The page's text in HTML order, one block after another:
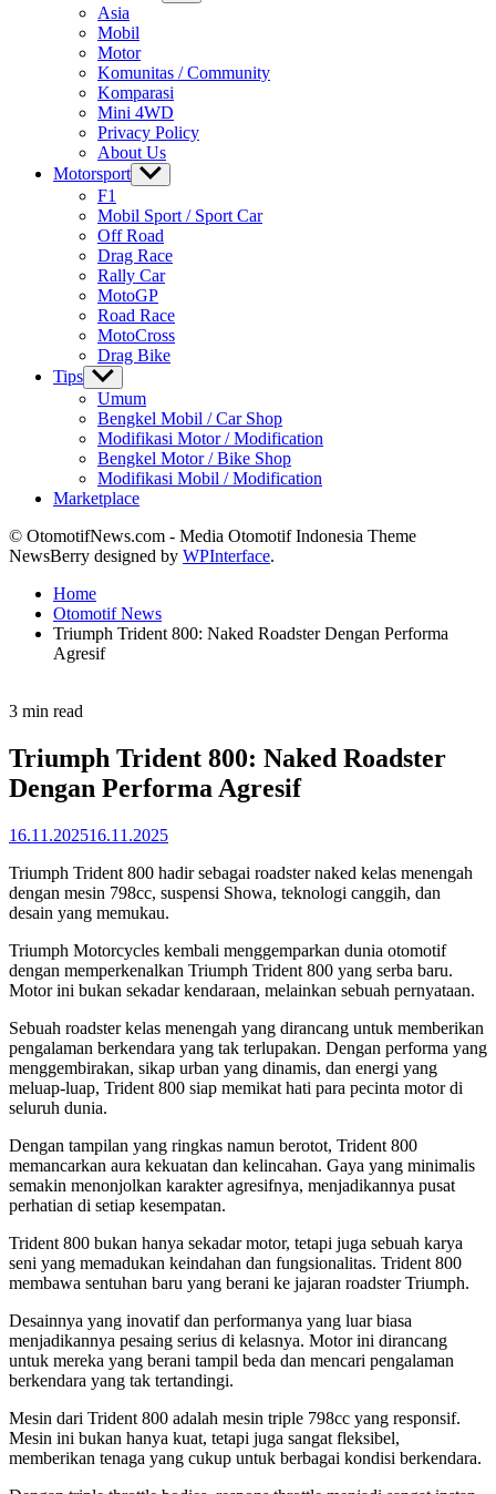
sub
Asia
Mobil
Motor
Komunitas / Community
Komparasi
Mini 4WD
Privacy Policy
About Us
Motorsport Show
sub
menu
F1
Mobil Sport / Sport Car
Off Road
Drag Race
Rally Car
MotoGP
Road Race
MotoCross
Drag Bike
Tips Show
sub
menu
Umum
Bengkel Mobil / Car Shop
Modifikasi Motor / Modification
Bengkel Motor / Bike Shop
Modifikasi Mobil / Modification
Marketplace
© OtomotifNews.com - Media Otomotif Indonesia Theme
NewsBerry designed by WPInterface.
Home
Otomotif News
Triumph Trident 800: Naked Roadster Dengan Performa
Agresif
Estimated
time
3 min read
Triumph Trident 800: Naked Roadster
Dengan Performa Agresif
16.11.202516.11.2025
Triumph Trident 800 hadir sebagai roadster naked kelas menengah
dengan mesin 798cc, suspensi Showa, teknologi canggih, dan
desain yang memukau.
Triumph Motorcycles kembali menggemparkan dunia otomotif
dengan memperkenalkan Triumph Trident 800 yang serba baru.
Motor ini bukan sekadar kendaraan, melainkan sebuah pernyataan.
Sebuah roadster kelas menengah yang dirancang untuk memberikan
pengalaman berkendara yang tak terlupakan. Dengan performa yang
menggembirakan, sikap urban yang dinamis, dan energi yang
meluap-luap, Trident 800 siap memikat hati para pecinta motor di
seluruh dunia.
Dengan tampilan yang ringkas namun berotot, Trident 800
memancarkan aura kekuatan dan kelincahan. Gaya yang minimalis
semakin menonjolkan karakter agresifnya, menjadikannya pusat
perhatian di setiap kesempatan.
Trident 800 bukan hanya sekadar motor, tetapi juga sebuah karya
seni yang memadukan keindahan dan fungsionalitas. Trident 800
membawa sentuhan baru yang berani ke jajaran roadster Triumph.
Desainnya yang inovatif dan performanya yang luar biasa
menjadikannya pesaing serius di kelasnya. Motor ini dirancang
untuk mereka yang berani tampil beda dan mencari pengalaman
berkendara yang tak tertandingi.
Mesin dari Trident 800 adalah mesin triple 798cc yang responsif.
Mesin ini bukan hanya kuat, tetapi juga sangat fleksibel,
memberikan tenaga yang cukup untuk berbagai kondisi berkendara.